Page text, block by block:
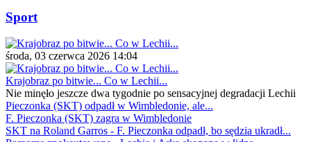
Sport
środa, 03 czerwca 2026 14:04
Krajobraz po bitwie... Co w Lechii...
Nie minęło jeszcze dwa tygodnie po sensacyjnej degradacji Lechii
Pieczonka (SKT) odpadł w Wimbledonie, ale...
F. Pieczonka (SKT) zagra w Wimbledonie
SKT na Roland Garros - F. Pieczonka odpadł, bo sędzia ukradł...